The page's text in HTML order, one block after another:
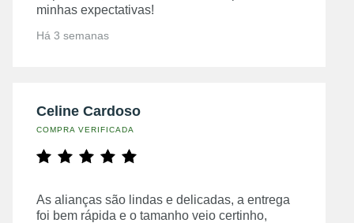
minhas expectativas!
Há 3 semanas
Celine Cardoso
COMPRA VERIFICADA
As alianças são lindas e delicadas, a entrega
foi bem rápida e o tamanho veio certinho,